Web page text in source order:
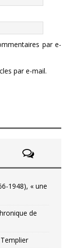
par e-
par e-mail.
1948), « une
de